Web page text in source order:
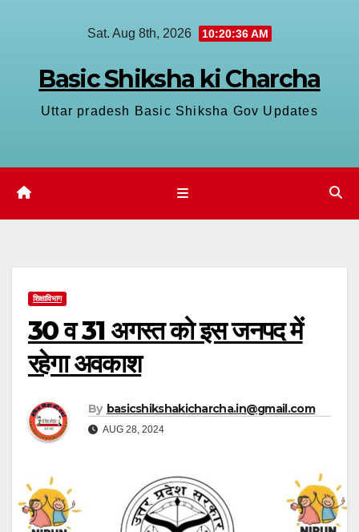
Sat. Aug 8th, 2026 10:20:37 AM
Basic Shiksha ki Charcha
Uttar pradesh Basic Shiksha Gov Updates
शिक्षाविभाग
30 व 31 अगस्त को इस जनपद में
रहेगा अवकाश
By basicshikshakicharcha.in@gmail.com
AUG 28, 2024